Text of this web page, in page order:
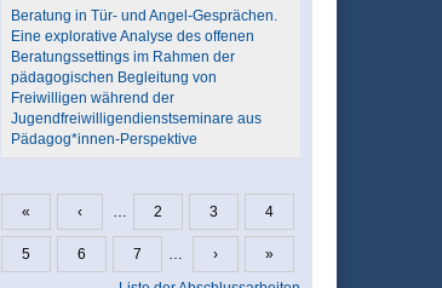
Beratung in Tür- und Angel-Gesprächen.
Eine explorative Analyse des offenen
Beratungssettings im Rahmen der
pädagogischen Begleitung von
Freiwilligen während der
Jugendfreiwilligendienstseminare aus
Pädagog*innen-Perspektive
Seiten
« ‹ … 2 3 4
5 6 7 … ›
»